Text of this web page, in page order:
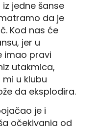
jedne šanse
da je
Kod nas će
jer u
imao pravi
utakmica,
u klubu
da eksplodira.
je i
očekivanja od